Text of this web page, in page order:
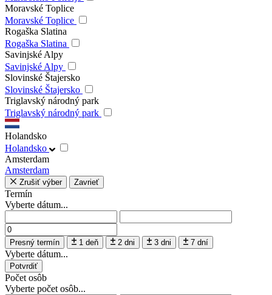
Moravské Toplice
Moravské Toplice
Rogaška Slatina
Rogaška Slatina
Savinjské Alpy
Savinjské Alpy
Slovinské Štajersko
Slovinské Štajersko
Triglavský národný park
Triglavský národný park
Holandsko
Holandsko
Amsterdam
Amsterdam
Zrušiť výber Zavrieť
Termín
Vyberte dátum...
Presný termín 1 deň 2 dni 3 dni 7 dní
Vyberte dátum...
Potvrdiť
Počet osôb
Vyberte počet osôb...